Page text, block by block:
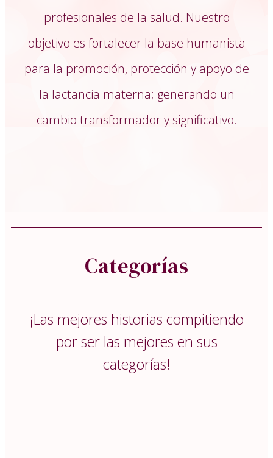
profesionales de la salud. Nuestro
objetivo es fortalecer la base humanista
para la promoción, protección y apoyo de
la lactancia materna; generando un
cambio transformador y significativo.
Categorías
¡Las mejores historias compitiendo
por ser las mejores en sus
categorías!